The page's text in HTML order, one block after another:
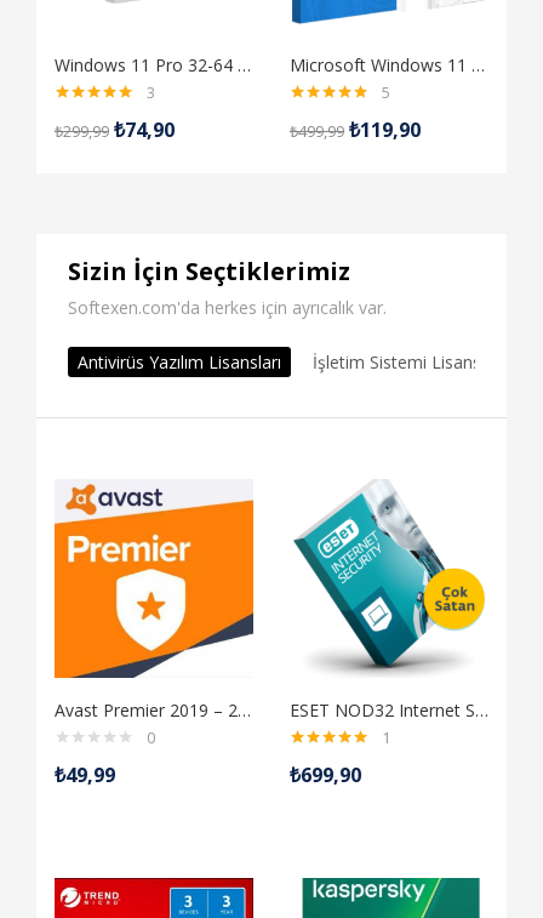
Tüm Ürünleri Gör
Windows 11 Pro 32-64 Bit Destekli Türkçe-İngilizce Global RETAIL Lisans Anahtarı
5.00oy aldı
3
₺299,99 ₺74,90
Microsoft Windows 11 Pro + Microsoft Office 2019 Pro Plus Dijital Lisans Anahtarı
5.00oy aldı
5
₺499,99 ₺119,90
Sizin İçin Seçtiklerimiz
Softexen.com'da herkes için ayrıcalık var.
Antivirüs Yazılım Lisansları İşletim Sistemi Lisansları
Avast Premier 2019 – 20 Yıl – 5 Cihazlık Lisans
0
₺49,99
ESET NOD32 Internet Security (1 Yıl/1 PC) Antivirüs
5.00oy aldı
1
₺699,90